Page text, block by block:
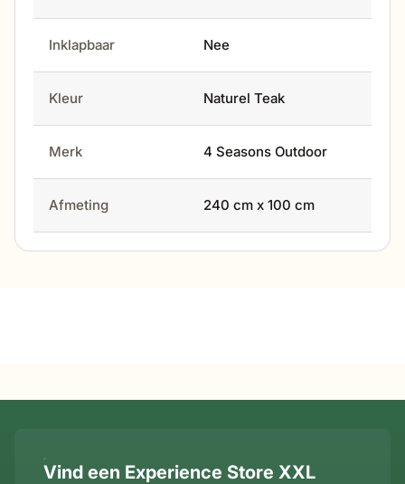
Inklapbaar Nee
Kleur Naturel Teak
Merk 4 Seasons Outdoor
Afmeting 240 cm x 100 cm
Vind een Experience Store XXL